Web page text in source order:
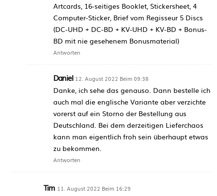
Artcards, 16-seitiges Booklet, Stickersheet, 4
Computer-Sticker, Brief vom Regisseur 5 Discs
(DC-UHD + DC-BD + KV-UHD + KV-BD + Bonus-
BD mit nie gesehenem Bonusmaterial)
Antworten
Daniel 12. August 2022 Beim 09:38
Danke, ich sehe das genauso. Dann bestelle ich
auch mal die englische Variante aber verzichte
vorerst auf ein Storno der Bestellung aus
Deutschland. Bei dem derzeitigen Lieferchaos
kann man eigentlich froh sein überhaupt etwas
zu bekommen.
Antworten
Tim 11. August 2022 Beim 16:29